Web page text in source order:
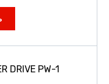
DRIVE PW-1